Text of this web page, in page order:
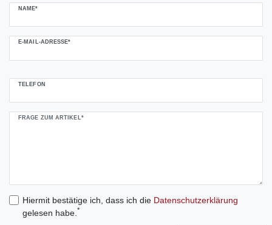
NAME*
E-MAIL-ADRESSE*
TELEFON
FRAGE ZUM ARTIKEL*
Hiermit bestätige ich, dass ich die Daten­schutz­erklärung
gelesen habe. *